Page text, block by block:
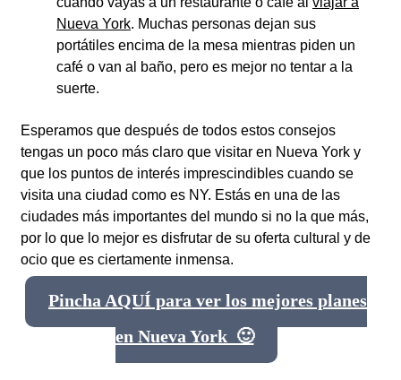
Nueva York. Muchas personas dejan sus
portátiles encima de la mesa mientras piden un
café o van al baño, pero es mejor no tentar a la
suerte.
Esperamos que después de todos estos consejos
tengas un poco más claro que visitar en Nueva York y
que los puntos de interés imprescindibles cuando se
visita una ciudad como es NY. Estás en una de las
ciudades más importantes del mundo si no la que más,
por lo que lo mejor es disfrutar de su oferta cultural y de
ocio que es ciertamente inmensa.
Pincha AQUÍ para ver los mejores planes
en Nueva York 🙂